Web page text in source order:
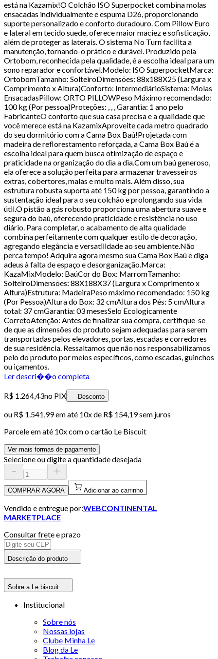
está na Kazamix!O Colchão ISO Superpocket combina molas
ensacadas individualmente e espuma D26, proporcionando
suporte personalizado e conforto duradouro. Com Pillow Euro
e lateral em tecido suede, oferece maior maciez e sofisticação,
além de proteger as laterais. O sistema No Turn facilita a
manutenção, tornando-o prático e durável. Produzido pela
Ortobom, reconhecida pela qualidade, é a escolha ideal para um
sono reparador e confortável.Modelo: ISO SuperpocketMarca:
OrtobomTamanho: SolteiroDimensões: 88x188X25 (Largura x
Comprimento x Altura)Conforto: IntermediárioSistema: Molas
EnsacadasPillow: ORTO PILLOWPeso Máximo recomendado:
100 kg (Por pessoa)Proteções: , , , Garantia: 1 ano pelo
FabricanteO conforto que sua casa precisa e a qualidade que
você merece está na KazamixAproveite cada metro quadrado
do seu dormitório com a Cama Box Baú!Projetada com
madeira de reflorestamento reforçada, a Cama Box Baú é a
escolha ideal para quem busca otimização de espaço e
praticidade na organização do dia a dia.Com um baú generoso,
ela oferece a solução perfeita para armazenar travesseiros
extras, cobertores, malas e muito mais. Além disso, sua
estrutura robusta suporta até 150 kg por pessoa, garantindo a
sustentação ideal para o seu colchão e prolongando sua vida
útil.O pistão a gás robusto proporciona uma abertura suave e
segura do baú, oferecendo praticidade e resistência no uso
diário. Para completar, o acabamento de alta qualidade
combina perfeitamente com qualquer estilo de decoração,
agregando elegância e versatilidade ao seu ambiente.Não
perca tempo! Adquira agora mesmo sua Cama Box Baú e diga
adeus à falta de espaço e desorganização.Marca:
KazaMixModelo: BaúCor do Box: MarromTamanho:
SolteiroDimensões: 88X188X37 (Largura x Comprimento x
Altura)Estrutura: MadeiraPeso máximo recomendado: 150 kg
(Por Pessoa)Altura do Box: 32 cmAltura dos Pés: 5 cmAltura
total: 37 cmGarantia: 03 mesesSelo Ecologicamente
CorretoAtenção: Antes de finalizar sua compra, certifique-se
de que as dimensões do produto sejam adequadas para serem
transportadas pelos elevadores, portas, escadas e corredores
de sua residência. Ressaltamos que não nos responsabilizamos
pelo do produto por meios específicos, como escadas, guinchos
ou içamentos.
Ler descri��o completa
R$ 1.264,43no PIX Desconto
ou R$ 1.541,99em até 10x de R$ 154,19 sem juros
Parcele em até 10x com o cartão Le Biscuit
Ver mais formas de pagamento
Selecione ou digite a quantidade desejada
COMPRAR AGORA Adicionar ao carrinho
Vendido e entregue por:WEBCONTINENTAL
MARKETPLACE
Consultar frete e prazo
Descrição do produto
Sobre a Le biscuit
Institucional
Sobre nós
Nossas lojas
Clube Minha Le
Blog da Le